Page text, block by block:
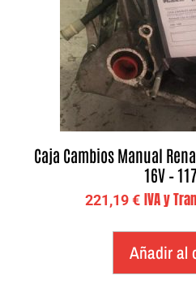
Caja Cambios Manual
16V –
221,19€ IVA y
Añadir al